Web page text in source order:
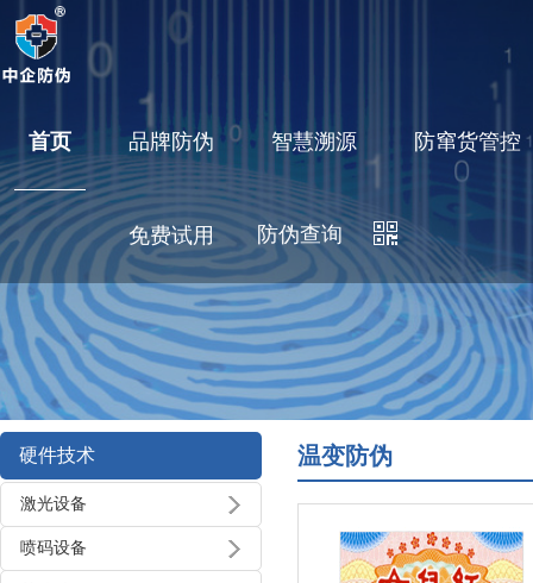
首页 品牌防伪 智慧溯源 防窜货管控
免费试用 防伪查询
硬件技术
激光设备
喷码设备
温变防伪